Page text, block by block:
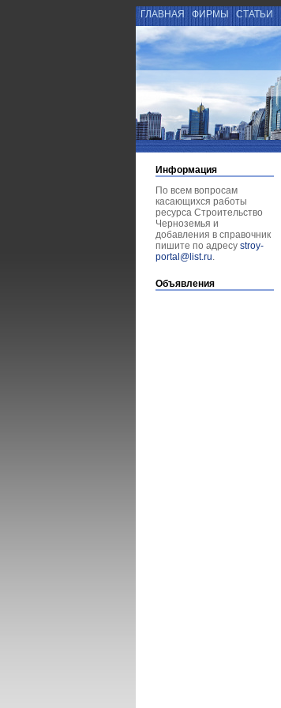
ГЛАВНАЯ ФИРМЫ СТАТЬИ
Информация
По всем вопросам
касающихся работы
ресурса Строительство
Черноземья и
добавления в справочник
пишите по адресу stroy-
portal@list.ru.
Объявления